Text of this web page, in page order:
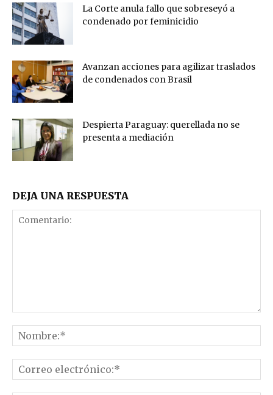
La Corte anula fallo que sobreseyó a
condenado por feminicidio
Avanzan acciones para agilizar traslados
de condenados con Brasil
Despierta Paraguay: querellada no se
presenta a mediación
DEJA UNA RESPUESTA